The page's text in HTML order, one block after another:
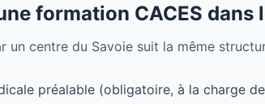
formation CACES dans
un centre du Savoie suit la même
préalable (obligatoire, à la charge